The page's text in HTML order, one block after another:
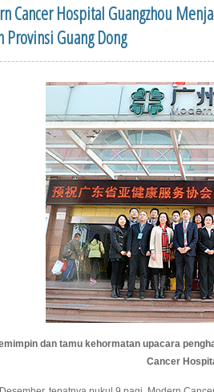
Cancer Hospital Guangzhou
Provinsi Guang Dong
dan tamu kehormatan upacara
Cancer